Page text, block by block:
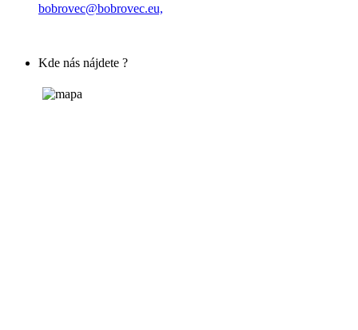
bobrovec@bobrovec.eu,
Kde nás nájdete ?